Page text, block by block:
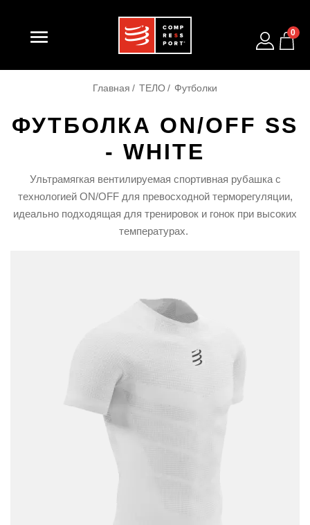
 0
Главная ТЕЛО Футболки
ФУТБОЛКА ON/OFF SS
- WHITE
Ультрамягкая вентилируемая спортивная рубашка с
технологией ON/OFF для превосходной терморегуляции,
идеально подходящая для тренировок и гонок при высоких
температурах.